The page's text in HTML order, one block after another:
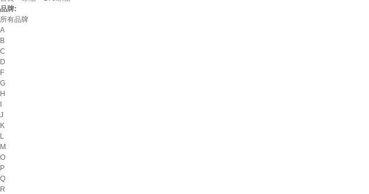
品牌:
所有品牌
A
B
C
D
F
G
H
J
K
L
M
O
P
Q
R